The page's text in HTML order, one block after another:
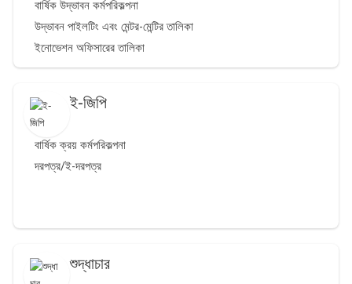
বার্ষিক উদ্ভাবন কর্মপরিকল্পনা
উদ্ভাবন পাইলটিং এবং মেন্টর-মেন্টির তালিকা
ইনোভেশন অফিসারের তালিকা
ই-জিপি
বার্ষিক ক্রয় কর্মপরিকল্পনা
দরপত্র/ই-দরপত্র
শুদ্ধাচার